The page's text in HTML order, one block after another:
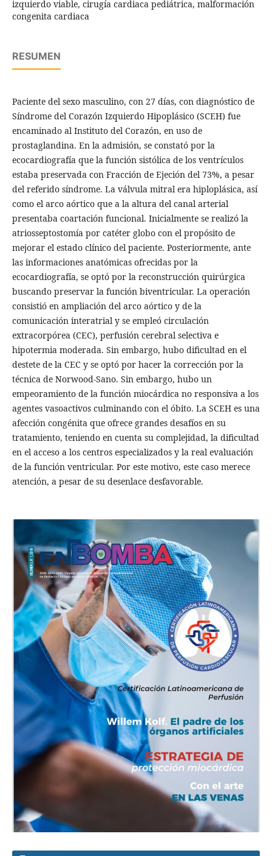
izquierdo viable, cirugía cardiaca pediátrica, malformación
congenita cardiaca
RESUMEN
Paciente del sexo masculino, con 27 días, con diagnóstico de
Síndrome del Corazón Izquierdo Hipoplásico (SCEH) fue
encaminado al Instituto del Corazón, en uso de
prostaglandina. En la admisión, se constató por la
ecocardiografía que la función sistólica de los ventrículos
estaba preservada con Fracción de Ejeción del 73%, a pesar
del referido síndrome. La válvula mitral era hiploplásica, así
como el arco aórtico que a la altura del canal arterial
presentaba coartación funcional. Inicialmente se realizó la
atriosseptostomía por catéter globo con el propósito de
mejorar el estado clínico del paciente. Posteriormente, ante
las informaciones anatómicas ofrecidas por la
ecocardiografía, se optó por la reconstrucción quirúrgica
buscando preservar la función biventricular. La operación
consistió en ampliación del arco aórtico y de la
comunicación interatrial y se empleó circulación
extracorpórea (CEC), perfusión cerebral selectiva e
hipotermia moderada. Sin embargo, hubo dificultad en el
destete de la CEC y se optó por hacer la corrección por la
técnica de Norwood-Sano. Sin embargo, hubo un
empeoramiento de la función miocárdica no responsiva a los
agentes vasoactivos culminando con el óbito. La SCEH es una
afección congénita que ofrece grandes desafíos en su
tratamiento, teniendo en cuenta su complejidad, la dificultad
en el acceso a los centros especializados y la real evaluación
de la función ventricular. Por este motivo, este caso merece
atención, a pesar de su desenlace desfavorable.